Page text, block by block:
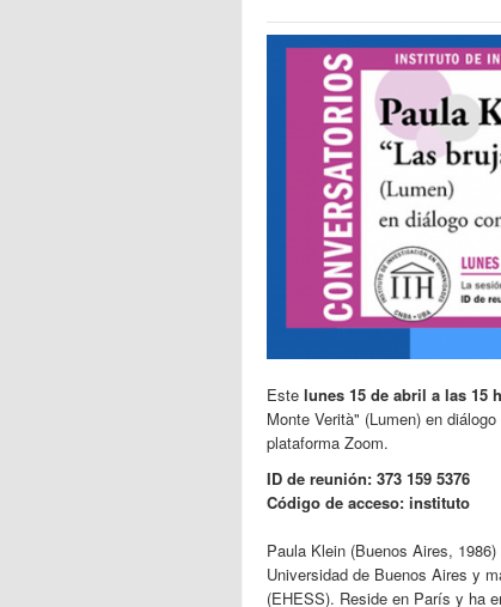
Este lunes 15 de abril a las 15
Monte Verità" (Lumen) en
plataforma Zoom.
ID de reunión: 373 159 5376
Código de acceso: instituto
Paula Klein (Buenos Aires,
Universidad de Buenos Aires y
(EHESS). Reside en París y ha